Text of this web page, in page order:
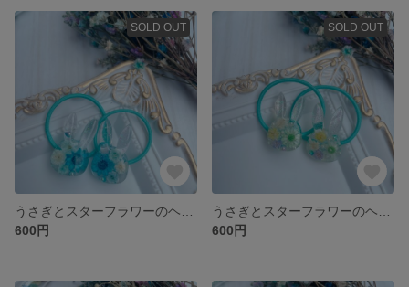
SOLD OUT
600円
SOLD OUT
600円